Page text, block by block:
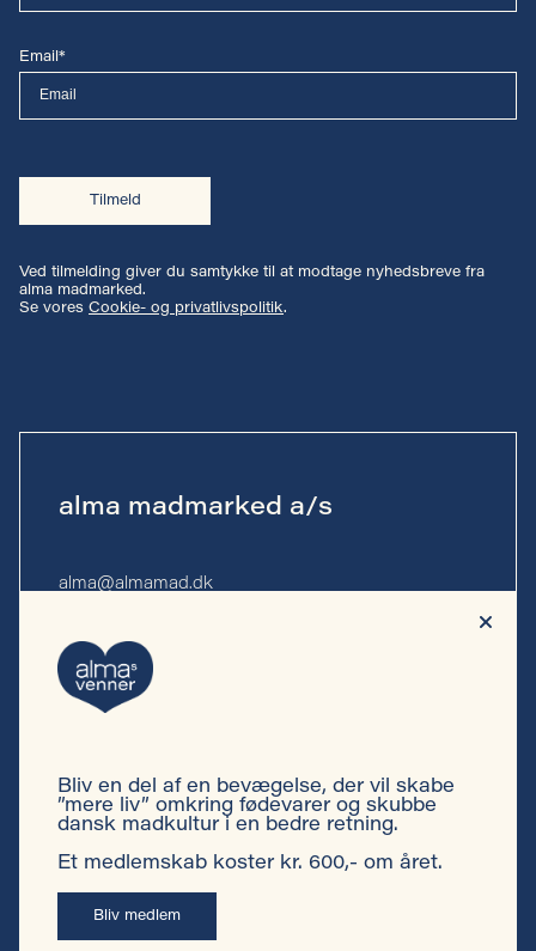
Email*
Tilmeld
Ved tilmelding giver du samtykke til at modtage nyhedsbreve fra
alma madmarked.
Se vores Cookie- og privatlivspolitik.
alma madmarked a/s
alma@almamad.dk
CVR-nr. 44 89 27 23
Privatlivspolitik
Vilkår almas venner
Bliv en del af en bevægelse, der vil skabe
”mere liv” omkring fødevarer og skubbe
dansk madkultur i en bedre retning.
Et medlemskab koster kr. 600,- om året.
Bliv medlem